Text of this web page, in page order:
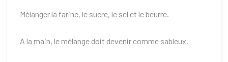
Mélanger la farine, le sucre, le sel et le beurre.
A la main, le mélange doit devenir comme sableux.